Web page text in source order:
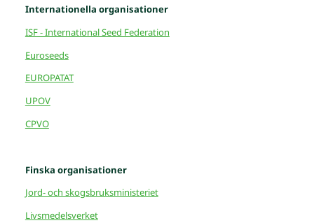
Internationella organisationer
ISF - International Seed Federation
Euroseeds
EUROPATAT
UPOV
CPVO
Finska organisationer
Jord- och skogsbruksministeriet
Livsmedelsverket